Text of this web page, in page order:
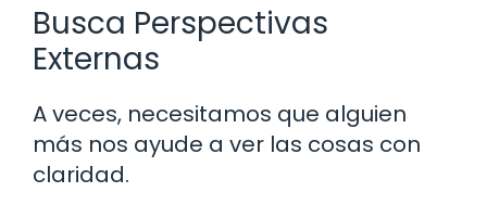
Busca Perspectivas
Externas
A veces, necesitamos que alguien
más nos ayude a ver las cosas con
claridad.